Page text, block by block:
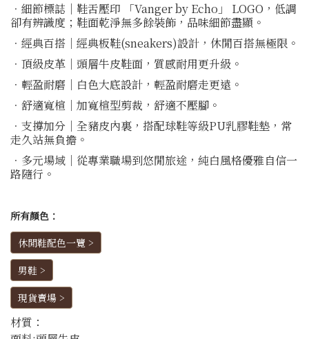
．細節標誌｜鞋舌壓印 「Vanger by Echo」 LOGO，低調
卻有辨識度；鞋面乾淨無多餘裝飾，品味細節盡顯。
．經典百搭｜經典板鞋(sneakers)設計，休閒百搭無極限。
．頂級皮革｜頭層牛皮鞋面，質感耐用更升級。
．輕盈耐磨｜白色大底設計，輕盈耐磨走更遠。
．舒適寬楦｜加寬楦型剪裁，舒適不壓腳。
．支撐加分｜全豬皮內裏，搭配球鞋等級PU乳膠鞋墊，常
走久站無負擔。
．多元場域｜從專業職場到悠閒旅途，純白風格優雅自信一
路隨行。
所有顏色：
休閒鞋配色一覽 >
男鞋 >
現貨賣場 >
材質：